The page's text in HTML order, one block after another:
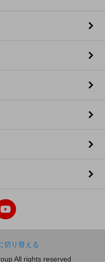
切り替える
All rights reserved